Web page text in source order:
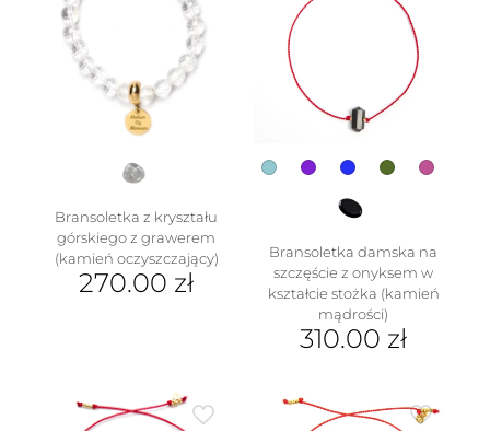
Bransoletka z kryształu
górskiego z grawerem
(kamień oczyszczający)
270.00 zł
Bransoletka damska na
szczęście z onyksem w
kształcie stożka (kamień
mądrości)
310.00 zł
ma
wiele